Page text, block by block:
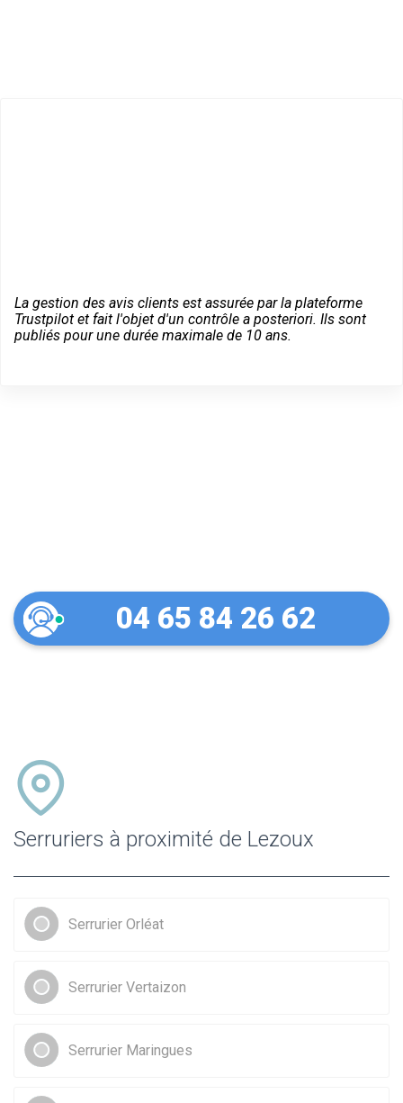
La gestion des avis clients est assurée par la plateforme
Trustpilot et fait l'objet d'un contrôle a posteriori. Ils sont
publiés pour une durée maximale de 10 ans.
04 65 84 26 62
Serruriers à proximité de Lezoux
Serrurier Orléat
Serrurier Vertaizon
Serrurier Maringues